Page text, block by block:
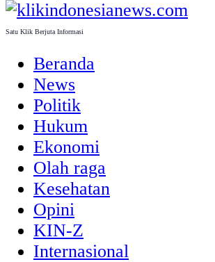
Satu Klik Berjuta Informasi
Beranda
News
Politik
Hukum
Ekonomi
Olah raga
Kesehatan
Opini
KIN-Z
Internasional